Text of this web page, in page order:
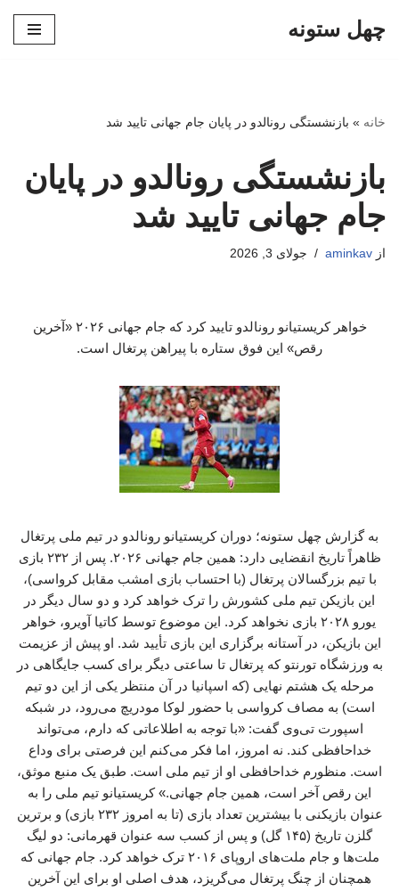
چهل ستونه
خانه » بازنشستگی رونالدو در پایان جام جهانی تایید شد
بازنشستگی رونالدو در پایان
جام جهانی تایید شد
از aminkav جولای 3, 2026
خواهر کریستیانو رونالدو تایید کرد که جام جهانی ۲۰۲۶ «آخرین
رقص» این فوق ستاره با پیراهن پرتغال است.
به گزارش چهل ستونه؛ دوران کریستیانو رونالدو در تیم ملی پرتغال
ظاهراً تاریخ انقضایی دارد: همین جام جهانی ۲۰۲۶. پس از ۲۳۲ بازی
با تیم بزرگسالان پرتغال (با احتساب بازی امشب مقابل کرواسی)،
این بازیکن تیم ملی کشورش را ترک خواهد کرد و دو سال دیگر در
یورو ۲۰۲۸ بازی نخواهد کرد. این موضوع توسط کاتیا آویرو، خواهر
این بازیکن، در آستانه برگزاری این بازی تأیید شد. او پیش از عزیمت
به ورزشگاه تورنتو که پرتغال تا ساعتی دیگر برای کسب جایگاهی در
مرحله یک‌ هشتم نهایی (که اسپانیا در آن منتظر یکی از این دو تیم
است) به مصاف کرواسی با حضور لوکا مودریچ می‌رود، در شبکه
اسپورت تی‌وی گفت: «با توجه به اطلاعاتی که دارم، می‌تواند
خداحافظی کند. نه امروز، اما فکر می‌کنم این فرصتی برای وداع
است. منظورم خداحافظی او از تیم ملی است. طبق یک منبع موثق،
این رقص آخر است، همین جام جهانی.» کریستیانو تیم ملی را به
عنوان بازیکنی با بیشترین تعداد بازی (تا به امروز ۲۳۲ بازی) و برترین
گلزن تاریخ (۱۴۵ گل) و پس از کسب سه عنوان قهرمانی: دو لیگ
ملت‌ها و جام ملت‌های اروپای ۲۰۱۶ ترک خواهد کرد. جام جهانی که
همچنان از چنگ پرتغال می‌گریزد، هدف اصلی او برای این آخرین